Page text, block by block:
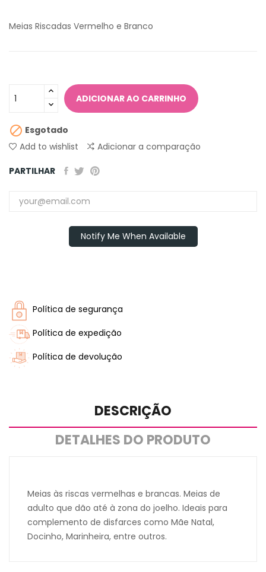
Meias Riscadas Vermelho e Branco
ADICIONAR AO CARRINHO
 Esgotado
Add to wishlist
Adicionar a comparação
PARTILHAR
Notify Me When Available
Política de segurança
Política de expedição
Política de devolução
DESCRIÇÃO
DETALHES DO PRODUTO
Meias às riscas vermelhas e brancas. Meias de
adulto que dão até à zona do joelho. Ideais para
complemento de disfarces como Mãe Natal,
Docinho, Marinheira, entre outros.